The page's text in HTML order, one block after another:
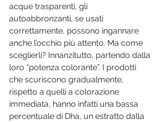
acque trasparenti, gli
autoabbronzanti, se usati
correttamente, possono ingannare
anche l’occhio più attento. Ma come
sceglierli? Innanzitutto, partendo dalla
loro “potenza colorante”. I prodotti
che scuriscono gradualmente,
rispetto a quelli a colorazione
immediata, hanno infatti una bassa
percentuale di Dha, un estratto dalla